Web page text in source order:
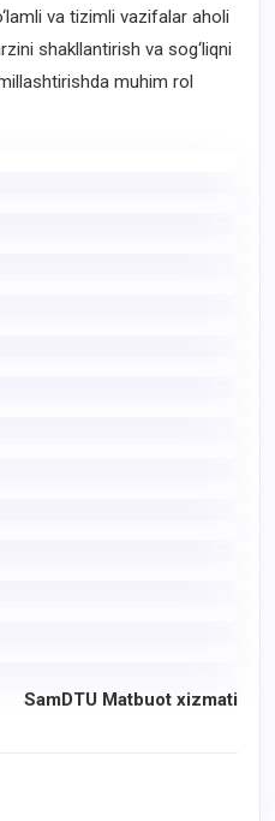
va tizimli vazifalar aholi
shakllantirish va sog‘liqni
muhim rol
SamDTU Matbuot xizmati